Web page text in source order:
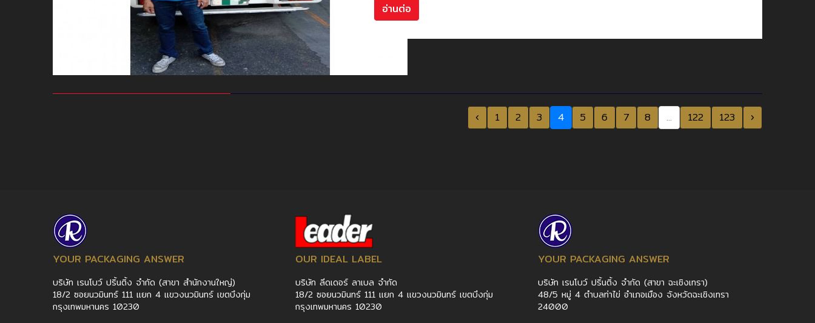
อ่านต่อ
‹ 1 2 3 4 5 6 7 8 ... 122 123 ›
YOUR PACKAGING ANSWER
บริษัท เรนโบว์ ปริ้นติ้ง จำกัด (สาขา สำนักงานใหญ่)
18/2 ซอยนวมินทร์ 111 แยก 4 แขวงนวมินทร์ เขตบึงกุ่ม
กรุงเทพมหานคร 10230
OUR IDEAL LABEL
บริษัท ลีดเดอร์ ลาเบล จำกัด
18/2 ซอยนวมินทร์ 111 แยก 4 แขวงนวมินทร์ เขตบึงกุ่ม
กรุงเทพมหานคร 10230
YOUR PACKAGING ANSWER
บริษัท เรนโบว์ ปริ้นติ้ง จำกัด (สาขา ฉะเชิงเทรา)
48/5 หมู่ 4 ตำบลท่าไข่ อำเภอเมือง จังหวัดฉะเชิงเทรา
24000